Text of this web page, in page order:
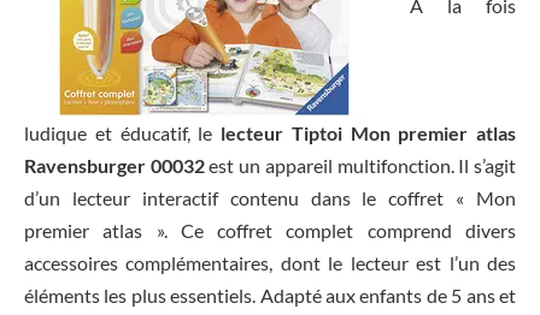
À la fois
ludique et éducatif, le lecteur Tiptoi Mon premier atlas
Ravensburger 00032est un appareil multifonction. Il s’agit
d’un lecteur interactif contenu dans le coffret « Mon
premier atlas ». Ce coffret complet comprend divers
accessoires complémentaires, dont le lecteur est l’un des
éléments les plus essentiels. Adapté aux enfants de 5 ans et